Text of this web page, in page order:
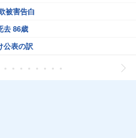
被害告白
去 86歳
公表の訳